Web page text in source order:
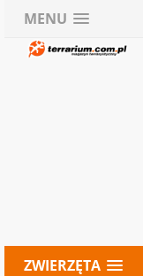
MENU
ZWIERZĘTA